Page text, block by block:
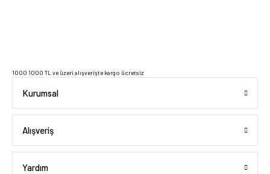
1000 1000 TL ve üzeri alışverişte kargo ücretsiz
Kurumsal
Alışveriş
Yardım